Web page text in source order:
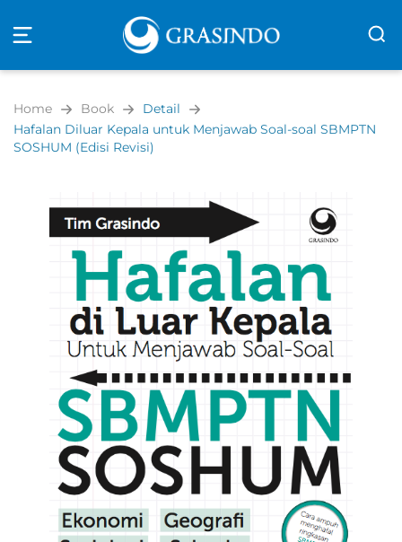
navigation
Home Book
Detail
Hafalan Diluar Kepala untuk Menjawab Soal-soal SBMPTN
SOSHUM (Edisi Revisi)